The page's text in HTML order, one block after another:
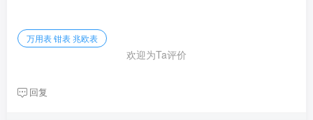
万用表 钳表 兆欧表
欢迎为Ta评价
回复